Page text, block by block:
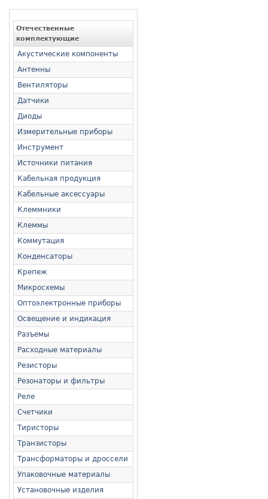
Отечественные
комплектующие
Акустические компоненты
Антенны
Вентиляторы
Датчики
Диоды
Измерительные приборы
Инструмент
Источники питания
Кабельная продукция
Кабельные аксессуары
Клеммники
Клеммы
Коммутация
Конденсаторы
Крепеж
Микросхемы
Оптоэлектронные приборы
Освещение и индикация
Разъемы
Расходные материалы
Резисторы
Резонаторы и фильтры
Реле
Счетчики
Тиристоры
Транзисторы
Трансформаторы и дроссели
Упаковочные материалы
Установочные изделия